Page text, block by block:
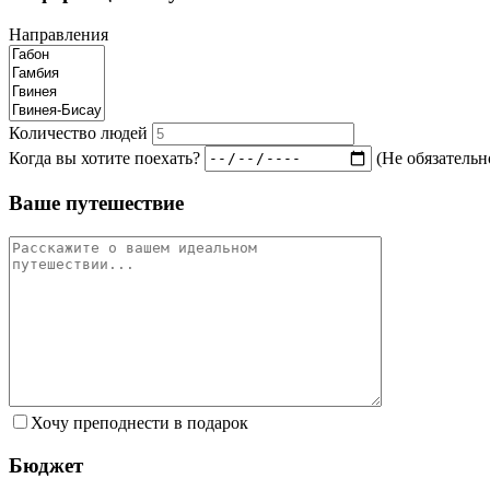
Направления
Количество людей
Когда вы хотите поехать?
(Не
Ваше путешествие
Хочу преподнести в подарок
Бюджет